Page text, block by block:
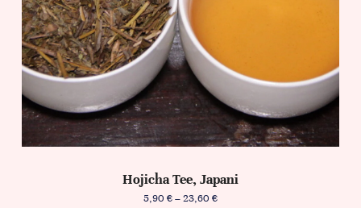
Hojicha Tee, Japani
5,90 €–23,60 €